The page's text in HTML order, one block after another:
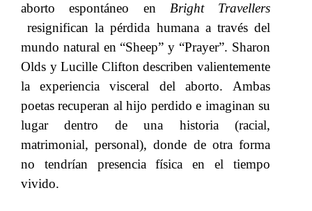
aborto espontáneo en​​ Bright Travellers​​
resignifican la pérdida humana a través del
mundo natural en “Sheep” ​​y “Prayer”. Sharon
Olds y Lucille Clifton describen valientemente
la experiencia visceral del ​​ aborto.
Ambas
poetas recuperan al hijo perdido e imaginan su
lugar dentro de una historia (racial,
matrimonial, personal), donde de otra forma
no tendrían presencia física en el tiempo
vivido.